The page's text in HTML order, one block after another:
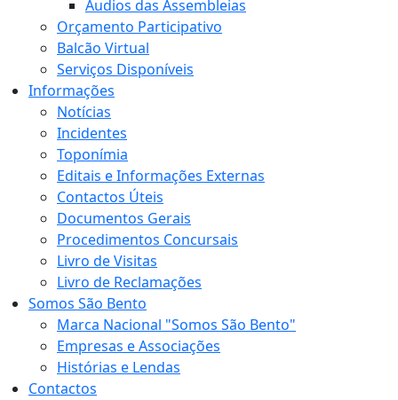
Áudios das Assembleias
Orçamento Participativo
Balcão Virtual
Serviços Disponíveis
Informações
Notícias
Incidentes
Toponímia
Editais e Informações Externas
Contactos Úteis
Documentos Gerais
Procedimentos Concursais
Livro de Visitas
Livro de Reclamações
Somos São Bento
Marca Nacional "Somos São Bento"
Empresas e Associações
Histórias e Lendas
Contactos